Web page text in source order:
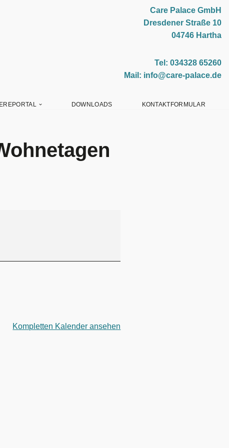
Care Palace GmbH
Dresdener Straße 10
04746 Hartha
Tel: 034328 65260
Mail: info@care-palace.de
DOWNLOADS KONTAKTFORMULAR
Kompletten Kalender ansehen